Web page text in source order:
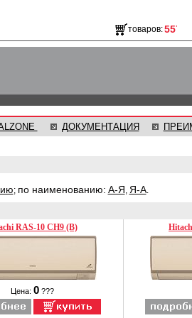
товаров:
ДОКУМЕНТАЦИЯ
; по наименованию: А-Я, Я-А.
RAS-10 CH9 (B)
Цена: 0 ???